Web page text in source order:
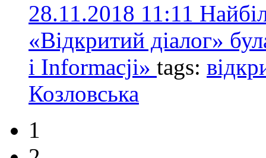
28.11.2018 11:11
«Відкритий діалог»
i Informacji» tags:
Козловська
1